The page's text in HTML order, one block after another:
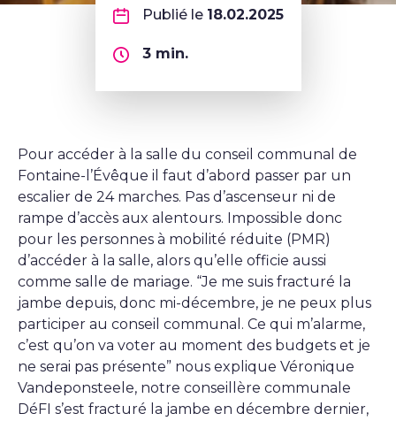
Publié le 18.02.2025
3min.
Pour accéder à la salle du conseil communal de
Fontaine-l’Évêque il faut d’abord passer par un
escalier de 24 marches. Pas d’ascenseur ni de
rampe d’accès aux alentours. Impossible donc
pour les personnes à mobilité réduite (PMR)
d’accéder à la salle, alors qu’elle officie aussi
comme salle de mariage. “Je me suis fracturé la
jambe depuis, donc mi-décembre, je ne peux plus
participer au conseil communal. Ce qui m’alarme,
c’est qu’on va voter au moment des budgets et je
ne serai pas présente” nous explique Véronique
Vandeponsteele, notre conseillère communale
DéFI s’est fracturé la jambe en décembre dernier,